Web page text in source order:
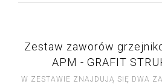
Zestaw zaworów
APM - GRAFIT
W ZESTAWIE ZNAJDUJĄ SIĘ DWA